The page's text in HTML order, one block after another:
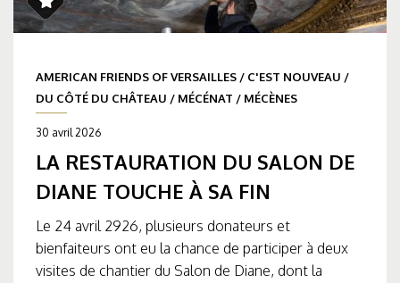
AMERICAN FRIENDS OF VERSAILLES / C'EST NOUVEAU /
DU CÔTÉ DU CHÂTEAU / MÉCÉNAT / MÉCÈNES
30 avril 2026
LA RESTAURATION DU SALON DE
DIANE TOUCHE À SA FIN
Le 24 avril 2926, plusieurs donateurs et
bienfaiteurs ont eu la chance de participer à deux
visites de chantier du Salon de Diane, dont la